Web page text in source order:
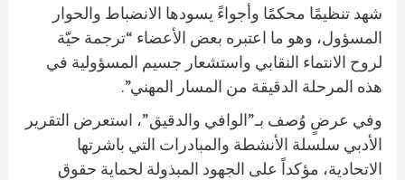
شهد تنظيمًا محكمًا وأجواءً يسودها الانضباط والحوار
المسؤول، وهو ما اعتبره بعض الأعضاء “ترجمة حيّة
لروح الانتماء النقابي واستشعار جسيم المسؤولية في
هذه المرحلة الدقيقة من المسار المهني”.
وفي عرضٍ وُصف بـ”الوافي والدقيق”، استعرض التقرير
الأدبي سلسلة الأنشطة والمبادرات التي باشرتها
الاتحادية، مؤكداً على الجهود المبذولة لحماية حقوق